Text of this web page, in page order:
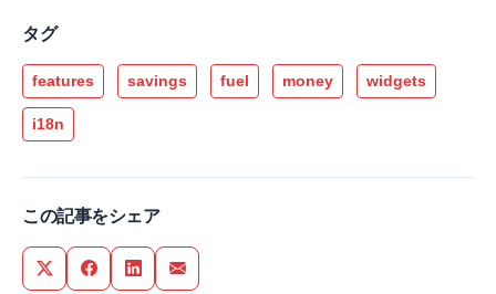
タグ
features savings fuel money widgets
i18n
この記事をシェア
Share on Twitter
Share on Facebook
Share on LinkedIn
Share via Email